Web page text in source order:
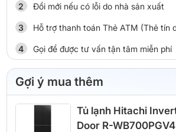
Đổi mới nếu có lỗi do nhà sản xuất
Hỗ trợ thanh toán Thẻ ATM (Thẻ tín
Gọi để được tư vấn tận tâm miễn phí
Gợi ý mua thêm
Tủ lạnh Hitachi
Door R-